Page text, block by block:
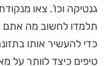
גנטיקה וכו'. צאו
תלמדו לחשוב מה אתם
כדי להעשיר אותו
טיפים כיצד לוותר על